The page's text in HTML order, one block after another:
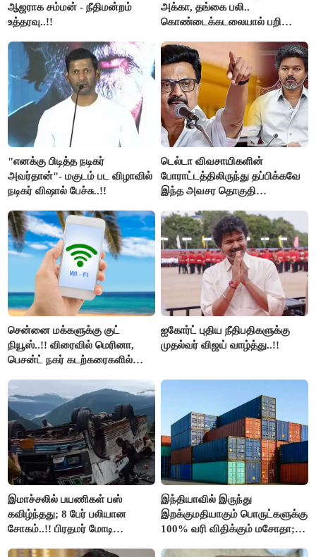
ஆஜராக சம்மன் - நீதிமன்றம்
உத்தரவு..!!
அக்கா, தங்கை பலி..
கொண்டைக்கடலையால் பறிபோன
"எனக்கு பிடித்த நடிகர்
அவர்தான்"- மகுடம் பட விழாவில்
நடிகர் விஷால் பேச்சு..!!
டெல்டா விவசாயிகளின்
போராட்டத்திலிருந்து தப்பிக்கவே
இந்த அவசர தொகுதி
அரங்கேற்றுகிறார் முதலமைச்சர் -
திமுக ஐடி விங்..!!
சென்னை மக்களுக்கு குட்
நியூஸ்..!! விரைவில் மெரினா,
பெசன்ட் நகர் கடற்கரைகளில்
ஐகோர்ட் புதிய நீதிபதிகளுக்கு
முதல்வர் விஜய் வாழ்த்து..!!
இமாச்சலில் பயணிகள் பஸ்
கவிழ்ந்தது; 8 பேர் பலியான
சோகம்..!! பிரதமர் மோடி
இந்தியாவில் இருந்து
இறக்குமதியாகும் பொருட்களுக்கு
100% வரி விதிக்கும் மசோதா;